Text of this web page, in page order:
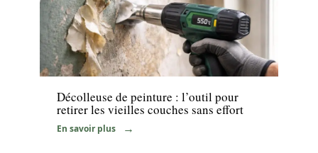
News
Décolleuse de peinture : l’outil pour
retirer les vieilles couches sans effort
En savoir plus